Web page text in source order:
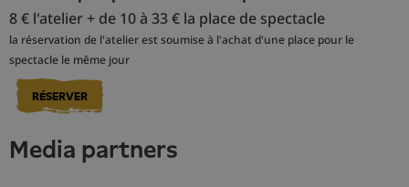
8 € l'atelier + de 10 à 33 € la place de spectacle
la réservation de l'atelier est soumise à l'achat d'une place pour le
spectacle le même jour
RÉSERVER
media partners